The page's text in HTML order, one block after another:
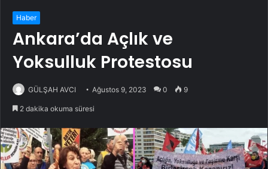
Haber
Ankara’da Açlık ve
Yoksulluk Protestosu
GÜLŞAH AVCI Ağustos 9, 2023 0 9
2 dakika okuma süresi